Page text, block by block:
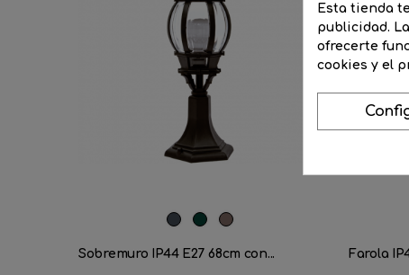
NegroVerdeMarrón
Sobremuro IP44 E27 68cm con... Farola
Esta tienda
publicidad.
ofrecerte
cookies y el